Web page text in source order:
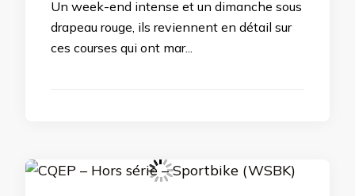
Un week-end intense et un dimanche sous
drapeau rouge, ils reviennent en détail sur
ces courses qui ont mar...